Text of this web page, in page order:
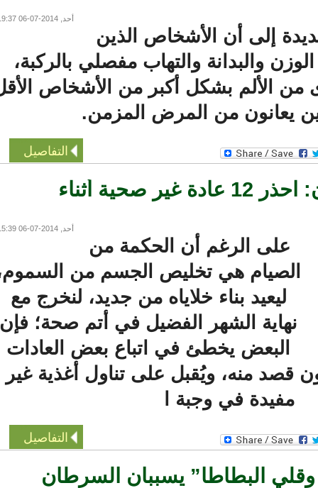
إلى أن الأشخاص الذين
والبدانة والتهاب مفصلي بالركبة،
الألم بشكل أكبر من الأشخاص الأقل
يعانون من المرض المزمن.
التفاصيل
صحتك في رمضان: احذر 12 عادة غير صحية أثناء
على الرغم أن الحكمة من
الصيام هي تخليص الجسم من السموم،
ليعيد بناء خلاياه من جديد، لنخرج مع
نهاية الشهر الفضيل في أتم صحة؛ فإن
البعض يخطئ في اتباع بعض العادات
قصد منه، ويُقبل على تناول أغذية غير
مفيدة في وجبة ا
التفاصيل
البطاطا” يسببان السرطان